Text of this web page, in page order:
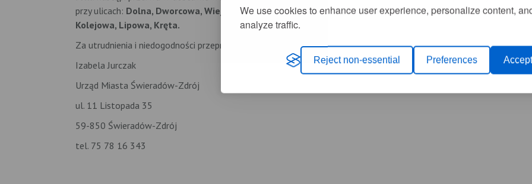
We use cookies to enhance user experience, personalize content,
analyze traffic.
Reject non-essential Preferences
przy ulicach: Dolna, Dworcowa, Wiejska, Boczna, Osiedlowa, Podgórna, Sosnowa, Brzozowa, Wiśniowa,
Kolejowa, Lipowa, Kręta.
Za utrudnienia i niedogodności przepraszamy.
Izabela Jurczak
Urząd Miasta Świeradów-Zdrój
ul. 11 Listopada 35
59-850 Świeradów-Zdrój
tel. 75 78 16 343